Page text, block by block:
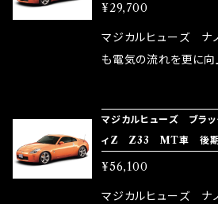
体感出来て面白く、車
リットが無い。と。 コ
はこちらのマジカルヒ
rz）の2店舗の専売品
い致します。
¥29,700
マジカルヒューズ ナ
も電気の流れを更に向
メ！ レーシングドラ
ターとなり吟味し時間
体感出来て面白く、車
リットが無い。と。 コ
マジカルヒューズ ブラ
ィZ Z33 MT車 後
¥56,100
マジカルヒューズ ナ